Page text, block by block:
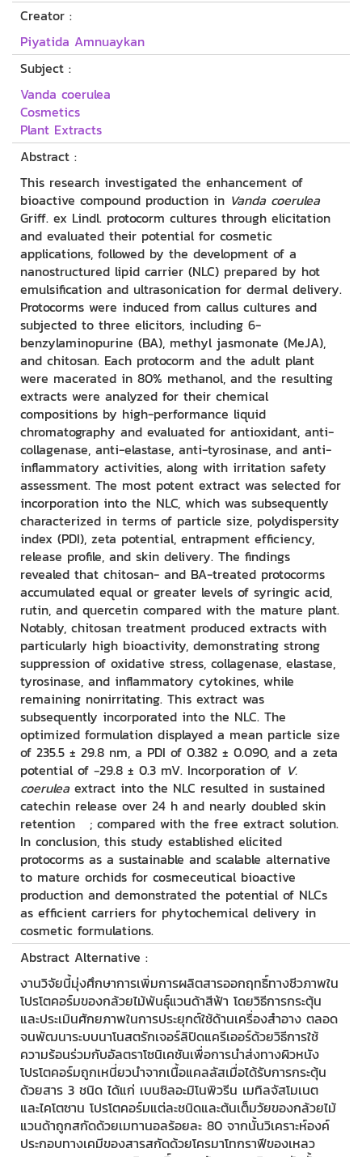
Creator :
Piyatida Amnuaykan
Subject :
Vanda coerulea
Cosmetics
Plant Extracts
Abstract :
This research investigated the enhancement of
bioactive compound production in Vanda coerulea
Griff. ex Lindl. protocorm cultures through elicitation
and evaluated their potential for cosmetic
applications, followed by the development of a
nanostructured lipid carrier (NLC) prepared by hot
emulsification and ultrasonication for dermal delivery.
Protocorms were induced from callus cultures and
subjected to three elicitors, including 6-
benzylaminopurine (BA), methyl jasmonate (MeJA),
and chitosan. Each protocorm and the adult plant
were macerated in 80% methanol, and the resulting
extracts were analyzed for their chemical
compositions by high-performance liquid
chromatography and evaluated for antioxidant, anti-
collagenase, anti-elastase, anti-tyrosinase, and anti-
inflammatory activities, along with irritation safety
assessment. The most potent extract was selected for
incorporation into the NLC, which was subsequently
characterized in terms of particle size, polydispersity
index (PDI), zeta potential, entrapment efficiency,
release profile, and skin delivery. The findings
revealed that chitosan- and BA-treated protocorms
accumulated equal or greater levels of syringic acid,
rutin, and quercetin compared with the mature plant.
Notably, chitosan treatment produced extracts with
particularly high bioactivity, demonstrating strong
suppression of oxidative stress, collagenase, elastase,
tyrosinase, and inflammatory cytokines, while
remaining nonirritating. This extract was
subsequently incorporated into the NLC. The
optimized formulation displayed a mean particle size
of 235.5 ± 29.8 nm, a PDI of 0.382 ± 0.090, and a zeta
potential of −29.8 ± 0.3 mV. Incorporation of V.
coeruleaextract into the NLC resulted in sustained
catechin release over 24 h and nearly doubled skin
retention ; compared with the free extract solution.
In conclusion, this study established elicited
protocorms as a sustainable and scalable alternative
to mature orchids for cosmeceutical bioactive
production and demonstrated the potential of NLCs
as efficient carriers for phytochemical delivery in
cosmetic formulations.
Abstract Alternative :
งานวิจัยนี้มุ่งศึกษาการเพิ่มการผลิตสารออกฤทธิ์ทางชีวภาพใน
โปรโตคอร์มของกล้วยไม้พันธุ์แวนด้าสีฟ้า โดยวิธีการกระตุ้น
และประเมินศักยภาพในการประยุกต์ใช้ด้านเครื่องสำอาง ตลอด
จนพัฒนาระบบนาโนสตรักเจอร์ลิปิดแครีเออร์ด้วยวิธีการใช้
ความร้อนร่วมกับอัลตราโซนิเคชันเพื่อการนำส่งทางผิวหนัง
โปรโตคอร์มถูกเหนี่ยวนำจากเนื้อแคลลัสเมื่อได้รับการกระตุ้น
ด้วยสาร 3 ชนิด ได้แก่ เบนซิลอะมิโนพิวรีน เมทิลจัสโมเนต
และไคโตซาน โปรโตคอร์มแต่ละชนิดและต้นเต็มวัยของกล้วยไม้
แวนด้าถูกสกัดด้วยเมทานอลร้อยละ 80 จากนั้นวิเคราะห์องค์
ประกอบทางเคมีของสารสกัดด้วยโครมาโทกราฟีของเหลว